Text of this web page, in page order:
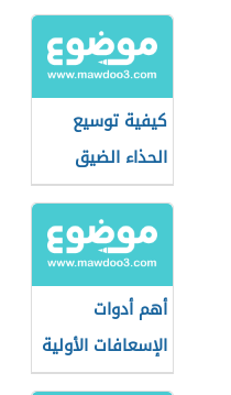
كيفية توسيع
الحذاء الضيق
للنساء
أهم أدوات
الإسعافات الأولية
في المنزل